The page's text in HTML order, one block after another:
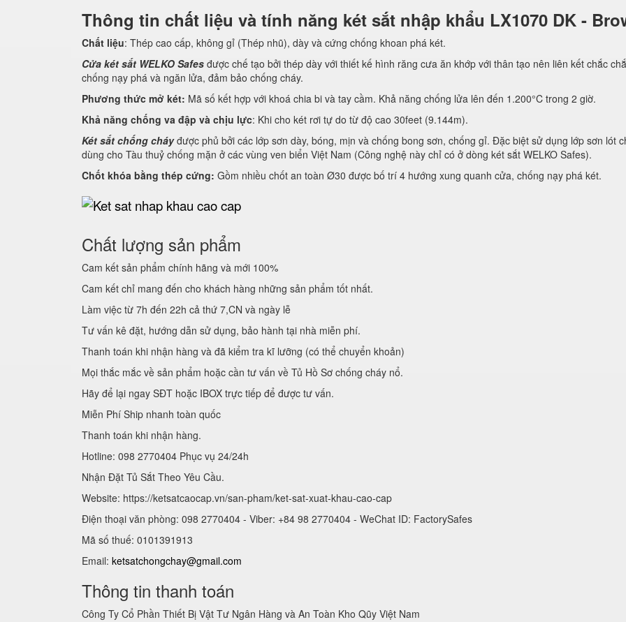
Thông tin chất liệu và tính năng két sắt nhập khẩu LX1070 DK -
Chất liệu: Thép cao cấp, không gỉ (Thép nhũ), dày và cứng chống khoan phá két.
Cửa két sắt WELKO Safes được chế tạo bởi thép dày với thiết kế hình răng cưa ăn khớp với thân tạo nên liên kết chắc
chống nạy phá và ngăn lửa, đảm bảo chống cháy.
Phương thức mở két: Mã số kết hợp với khoá chia bi và tay cầm. Khả năng chống lửa lên đến 1.200°C trong 2 giờ.
Khả năng chống va đập và chịu lực: Khi cho két rơi tự do từ độ cao 30feet (9.144m).
Két sắt chống cháyđược phủ bởi các lớp sơn dày, bóng, mịn và chống bong sơn, chống gỉ. Đặc biệt sử dụng lớp sơn lót
dùng cho Tàu thuỷ chống mặn ở các vùng ven biển Việt Nam (Công nghệ này chỉ có ở dòng két sắt WELKO Safes).
Chốt khóa bằng thép cứng: Gồm nhiều chốt an toàn Ø30 được bố trí 4 hướng xung quanh cửa, chống nạy phá két.
Chất lượng sản phẩm
Cam kết sản phẩm chính hãng và mới 100%
Cam kết chỉ mang đến cho khách hàng những sản phẩm tốt nhất.
Làm việc từ 7h đến 22h cả thứ 7,CN và ngày lễ
Tư vấn kê đặt, hướng dẫn sử dụng, bảo hành tại nhà miễn phí.
Thanh toán khi nhận hàng và đã kiểm tra kĩ lưỡng (có thể chuyển khoản)
Mọi thắc mắc về sản phẩm hoặc cần tư vấn về Tủ Hồ Sơ chống cháy nổ.
Hãy để lại ngay SĐT hoặc IBOX trực tiếp để được tư vấn.
Miễn Phí Ship nhanh toàn quốc
Thanh toán khi nhận hàng.
Hotline: 098 2770404 Phục vụ 24/24h
Nhận Đặt Tủ Sắt Theo Yêu Cầu.
Website: https://ketsatcaocap.vn/san-pham/ket-sat-xuat-khau-cao-cap
Điện thoại văn phòng: 098 2770404 - Viber: +84 98 2770404 - WeChat ID: FactorySafes
Mã số thuế: 0101391913
Email: ketsatchongchay@gmail.com
Thông tin thanh toán
Công Ty Cổ Phần Thiết Bị Vật Tư Ngân Hàng và An Toàn Kho Qũy Việt Nam